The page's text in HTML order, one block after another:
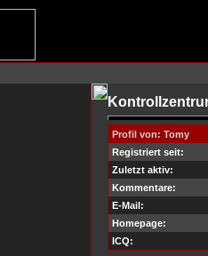
Profil von: Tomy
Registriert seit:
Zuletzt aktiv:
Kommentare:
E-Mail:
Homepage:
ICQ: